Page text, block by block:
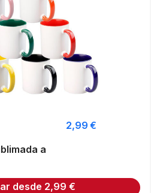
a
2,99€
desde 2,99 €